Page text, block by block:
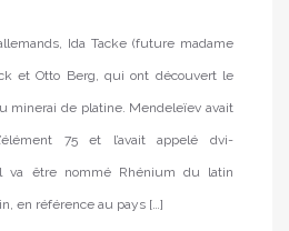
Ida Tacke (future madame
et Otto Berg, qui ont découvert le
minerai de platine. Mendeleïev avait
75 et l’avait appelé dvi-
va être nommé Rhénium du latin
en référence au pays […]